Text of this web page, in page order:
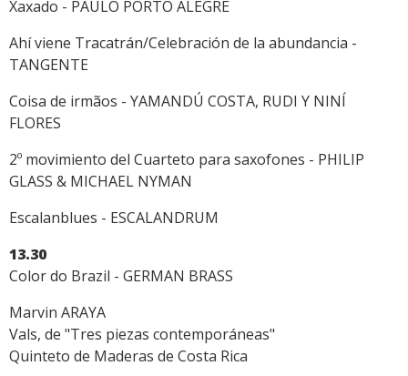
Xaxado - PAULO PORTO ALEGRE
Ahí viene Tracatrán/Celebración de la abundancia -
TANGENTE
Coisa de irmãos - YAMANDÚ COSTA, RUDI Y NINÍ
FLORES
2º movimiento del Cuarteto para saxofones - PHILIP
GLASS & MICHAEL NYMAN
Escalanblues - ESCALANDRUM
13.30
Color do Brazil - GERMAN BRASS
Marvin ARAYA
Vals, de "Tres piezas contemporáneas"
Quinteto de Maderas de Costa Rica